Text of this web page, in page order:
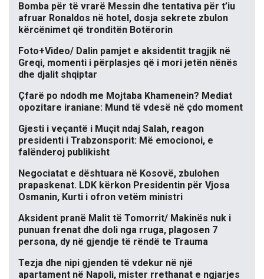
Bomba për të vrarë Messin dhe tentativa për t’iu
afruar Ronaldos në hotel, dosja sekrete zbulon
kërcënimet që tronditën Botërorin
Foto+Video/ Dalin pamjet e aksidentit tragjik në
Greqi, momenti i përplasjes që i mori jetën nënës
dhe djalit shqiptar
Çfarë po ndodh me Mojtaba Khamenein? Mediat
opozitare iraniane: Mund të vdesë në çdo moment
Gjesti i veçantë i Muçit ndaj Salah, reagon
presidenti i Trabzonsporit: Më emocionoi, e
falënderoj publikisht
Negociatat e dështuara në Kosovë, zbulohen
prapaskenat. LDK kërkon Presidentin për Vjosa
Osmanin, Kurti i ofron vetëm ministri
Aksident pranë Malit të Tomorrit/ Makinës nuk i
punuan frenat dhe doli nga rruga, plagosen 7
persona, dy në gjendje të rëndë te Trauma
Tezja dhe nipi gjenden të vdekur në një
apartament në Napoli, mister rrethanat e ngjarjes